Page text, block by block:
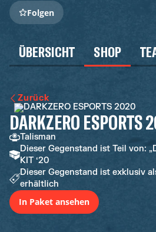
Folgen
ÜBERSICHT SHOP
Zurück
DARKZERO ESPORTS
Talisman
Dieser Gegenstand ist Teil von:
KIT ‘20
Dieser Gegenstand ist exklusiv
erhältlich
In Paket ansehen